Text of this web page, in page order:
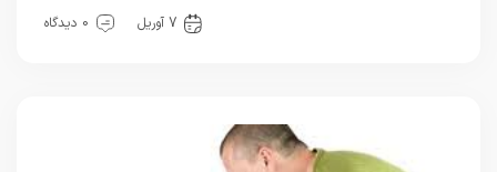
7 آوریل 0 دیدگاه